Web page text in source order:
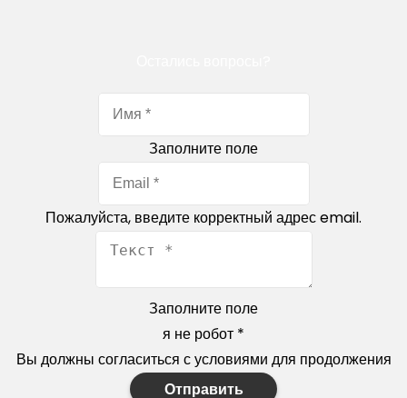
Заполните поле
Пожалуйста, введите корректный адрес email.
Заполните поле
я не робот *
Вы должны согласиться с условиями для продолжения
Отправить